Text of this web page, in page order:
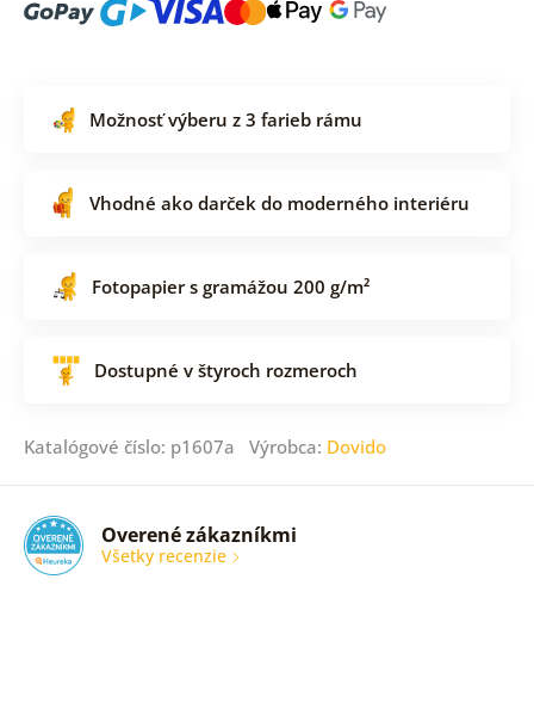
Možnosť výberu z 3 farieb rámu
Vhodné ako darček do moderného interiéru
Fotopapier s gramážou 200 g/m²
Dostupné v štyroch rozmeroch
Katalógové číslo: p1607a Výrobca: Dovido
Overené zákazníkmi
Všetky recenzie